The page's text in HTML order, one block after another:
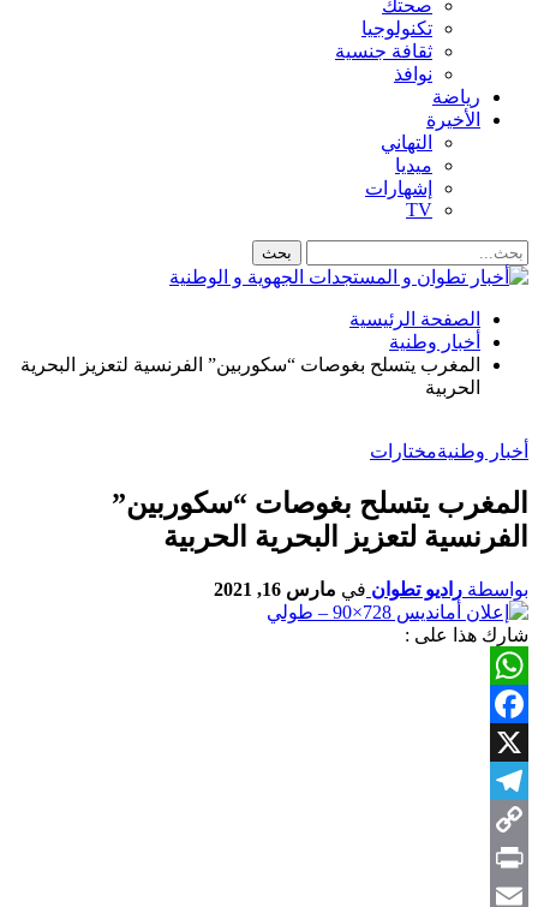
صحتك
تكنولوجيا
ثقافة جنسية
نوافذ
رياضة
الأخيرة
التهاني
ميديا
إشهارات
TV
الصفحة الرئيسية
أخبار وطنية
المغرب يتسلح بغوصات “سكوربين” الفرنسية لتعزيز البحرية
الحربية
أخبار وطنيةمختارات
المغرب يتسلح بغوصات “سكوربين”
الفرنسية لتعزيز البحرية الحربية
بواسطة راديو تطوان في مارس 16, 2021
شارك هذا على :
WhatsApp
Facebook
X
Telegram
Copy
Link
Print